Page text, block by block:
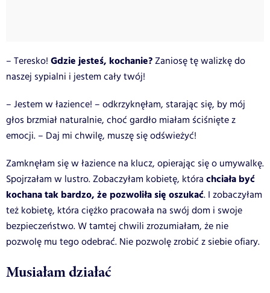
– Teresko! Gdzie jesteś, kochanie?Zaniosę tę walizkę do
naszej sypialni i jestem cały twój!
– Jestem w łazience! – odkrzyknęłam, starając się, by mój
głos brzmiał naturalnie, choć gardło miałam ściśnięte z
emocji. – Daj mi chwilę, muszę się odświeżyć!
Zamknęłam się w łazience na klucz, opierając się o umywalkę.
Spojrzałam w lustro. Zobaczyłam kobietę, która chciała być
kochana tak bardzo, że pozwoliła się oszukać. I zobaczyłam
też kobietę, która ciężko pracowała na swój dom i swoje
bezpieczeństwo. W tamtej chwili zrozumiałam, że nie
pozwolę mu tego odebrać. Nie pozwolę zrobić z siebie ofiary.
Musiałam działać